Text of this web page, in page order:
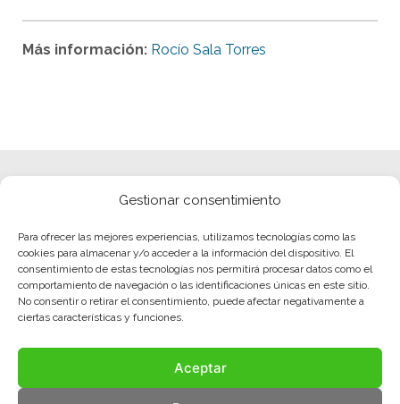
Gestionar consentimiento
Para ofrecer las mejores experiencias, utilizamos tecnologías como las
cookies para almacenar y/o acceder a la información del dispositivo. El
consentimiento de estas tecnologías nos permitirá procesar datos como el
comportamiento de navegación o las identificaciones únicas en este sitio.
No consentir o retirar el consentimiento, puede afectar negativamente a
ciertas características y funciones.
Aceptar
Más información: Rocío Sala Torres